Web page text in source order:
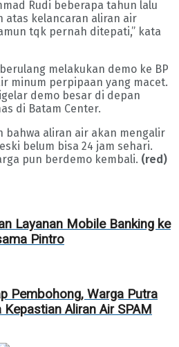
Rudi beberapa tahun lalu
atas kelancaran aliran air
tqk pernah ditepati,” kata
melakukan demo ke BP
minum perpipaan yang macet.
demo besar di depan
di Batam Center.
bahwa aliran air akan mengalir
belum bisa 24 jam sehari.
pun berdemo kembali. (red)
Layanan Mobile Banking ke
Pintro
Pembohong, Warga Putra
Aliran Air SPAM